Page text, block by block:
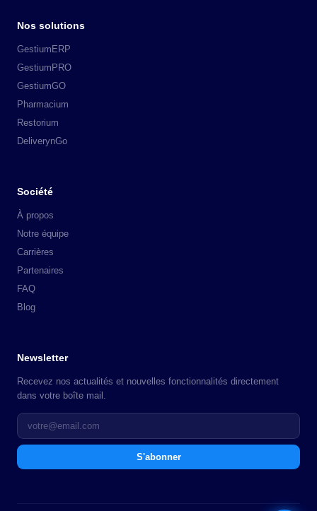
Nos solutions
GestiumERP
GestiumPRO
GestiumGO
Pharmacium
Restorium
DeliverynGo
Société
À propos
Notre équipe
Carrières
Partenaires
FAQ
Blog
Newsletter
Recevez nos actualités et nouvelles fonctionnalités directement
dans votre boîte mail.
S'abonner